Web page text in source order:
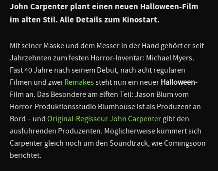
John Carpenter plant einen neuen Halloween-Film
im alten Stil. Alle Details zum Kinostart.
Mit seiner Maske und dem Messer in der Hand gehört er seit
Jahrzehnten zum festen Horror-Inventar: Michael Myers.
Fast 40 Jahre nach seinem Debüt, nach acht regulären
Filmen und zwei Remakessteht nun ein neuer Halloween-
Film an. Das Besondere am elften Teil: Jason Blum vom
Horror-Produktionsstudio Blumhouse ist als Produzent an
Bord – und Original-Regisseur John Carpenter gibt den
ausführenden Produzenten. Möglicherweise kümmert sich
Carpenter gleich noch um den Soundtrack, wie Comingsoon
berichtet.